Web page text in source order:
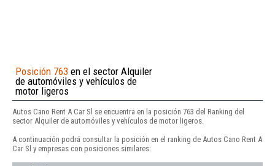
Posición 763 en el sector Alquiler
de automóviles y vehículos de
motor ligeros
Autos Cano Rent A Car Sl se encuentra en la posición 763 del Ranking del
sector Alquiler de automóviles y vehículos de motor ligeros.
A continuación podrá consultar la posición en el ranking de Autos Cano Rent A
Car Sl y empresas con posiciones similares: